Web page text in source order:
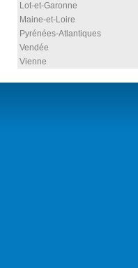
Lot-et-Garonne
Maine-et-Loire
Pyrénées-Atlantiques
Vendée
Vienne